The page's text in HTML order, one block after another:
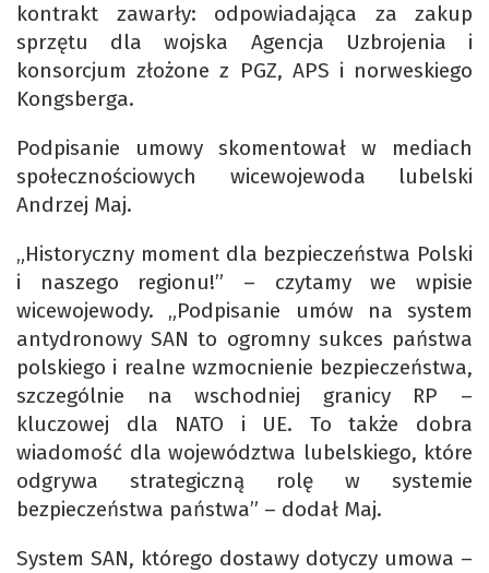
kontrakt zawarły: odpowiadająca za zakup
sprzętu dla wojska Agencja Uzbrojenia i
konsorcjum złożone z PGZ, APS i norweskiego
Kongsberga.
Podpisanie umowy skomentował w mediach
społecznościowych wicewojewoda lubelski
Andrzej Maj.
„Historyczny moment dla bezpieczeństwa Polski
i naszego regionu!” – czytamy we wpisie
wicewojewody. „Podpisanie umów na system
antydronowy SAN to ogromny sukces państwa
polskiego i realne wzmocnienie bezpieczeństwa,
szczególnie na wschodniej granicy RP –
kluczowej dla NATO i UE. To także dobra
wiadomość dla województwa lubelskiego, które
odgrywa strategiczną rolę w systemie
bezpieczeństwa państwa” – dodał Maj.
System SAN, którego dostawy dotyczy umowa –